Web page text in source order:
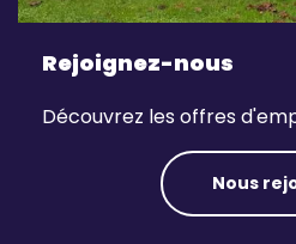
Rejoignez-nous
Découvrez les offres
Nous